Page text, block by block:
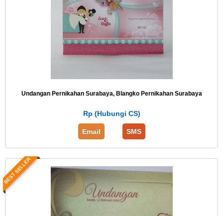
Undangan Pernikahan Surabaya, Blangko Pernikahan Surabaya
Rp (Hubungi CS)
Email SMS
BEST SELLER